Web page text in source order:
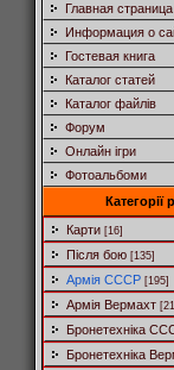
Главная страница
Информация о
Гостевая книга
Каталог статей
Каталог файлів
Форум
Онлайн ігри
Фотоальбоми
Категорії
Карти [16]
Після бою [135]
Армія СССР [195]
Армія Вермахт
Бронетехніка
Бронетехніка